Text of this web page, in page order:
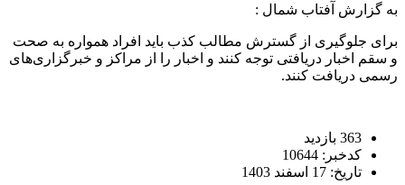
به گزارش آفتاب شمال :
برای جلوگیری از گسترش مطالب کذب باید افراد همواره به صحت
و سقم اخبار دریافتی توجه کنند و اخبار را از مراکز و خبرگزاری‌های
رسمی دریافت کنند.
363 بازدید
کدخبر: 10644
تاریخ: 17 اسفند 1403